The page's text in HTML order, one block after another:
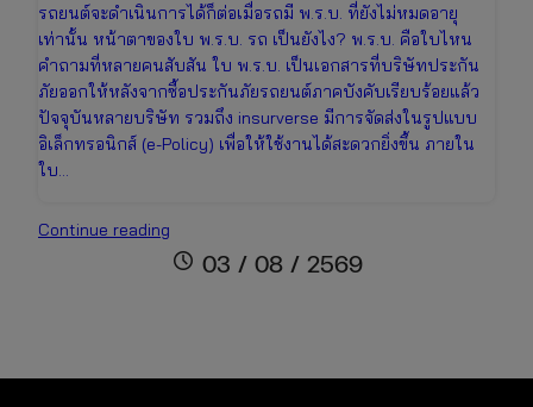
รถยนต์จะดำเนินการได้ก็ต่อเมื่อรถมี พ.ร.บ. ที่ยังไม่หมดอายุ
เท่านั้น หน้าตาของใบ พ.ร.บ. รถ เป็นยังไง? พ.ร.บ. คือใบไหน
คำถามที่หลายคนสับสัน ใบ พ.ร.บ. เป็นเอกสารที่บริษัทประกัน
ภัยออกให้หลังจากซื้อประกันภัยรถยนต์ภาคบังคับเรียบร้อยแล้ว
ปัจจุบันหลายบริษัท รวมถึง insurverse มีการจัดส่งในรูปแบบ
อิเล็กทรอนิกส์ (e-Policy) เพื่อให้ใช้งานได้สะดวกยิ่งขึ้น ภายใน
ใบ…
Continue reading
พ.ร.บ.
แบบ
schedule 03 / 08 / 2569